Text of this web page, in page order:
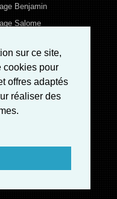
sur ce site,
cookies pour
offres adaptés
réaliser des
Benjamin
Salome
Ulysse
Alicia
Heloïse
Iris